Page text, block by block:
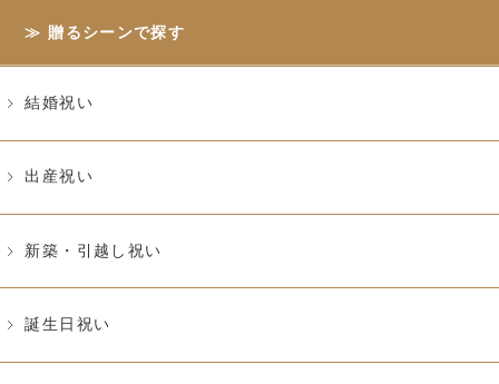
贈るシーンで探す
結婚祝い
出産祝い
新築・引越し祝い
誕生日祝い